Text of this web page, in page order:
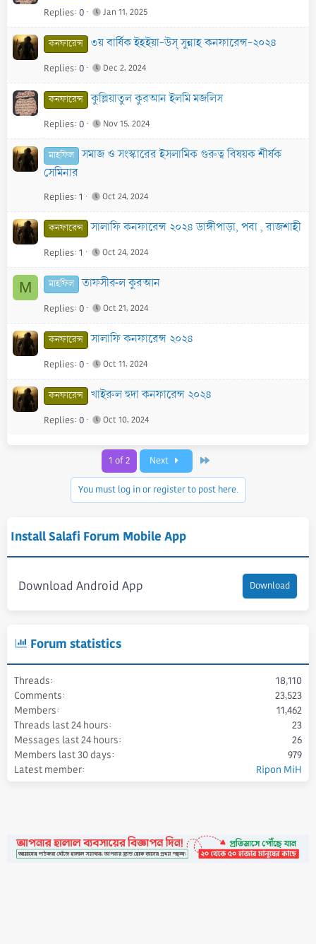
Replies 0 Jan 11, 2025
কনফারেন্স ৩য় বার্ষিক ইহইয়া-উস্ সুন্নাহ কনফারেন্স-২০২৪
Replies 0 Dec 2, 2024
কনফারেন্স কুল্লিয়াতুল কুরআন ইলমি মজলিস
Replies 0 Nov 15, 2024
মাহফিল
সমাজ ও সংস্কারের ইসলামিক গুরুত্ব বিষয়ক শীর্ষক
সেমিনার
Replies 1 Oct 24, 2024
কনফারেন্স সালাফি কনফারেন্স ২০২৪ ডাঙ্গীপাড়া, পবা , রাজশাহী
Replies 1 Oct 24, 2024
M মাহফিল তাফসীরুল কুরআন
Replies 0 Oct 21, 2024
কনফারেন্স সালাফি কনফারেন্স ২০২৪
Replies 0 Oct 11, 2024
কনফারেন্স খাইরুল হুদা কনফারেন্স ২০২৪
Replies 0 Oct 10, 2024
1 of 2 Next
You must log in or register to post here.
Install Salafi Forum Mobile App
Download Android App Download
Forum statistics
Threads
18,110
Comments
23,523
Members
11,462
Threads last 24 hours
23
Messages last 24 hours
26
Members last 30 days
979
Latest member
Ripon MiH